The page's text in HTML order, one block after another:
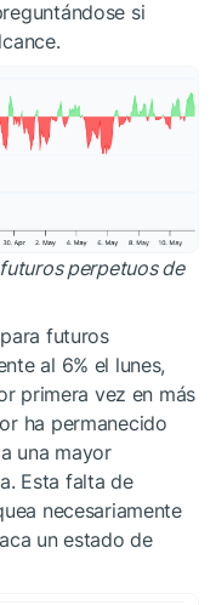
si
perpetuos de
futuros
al 6% el lunes,
primera vez en más
ha permanecido
una mayor
Esta falta de
necesariamente
un estado de